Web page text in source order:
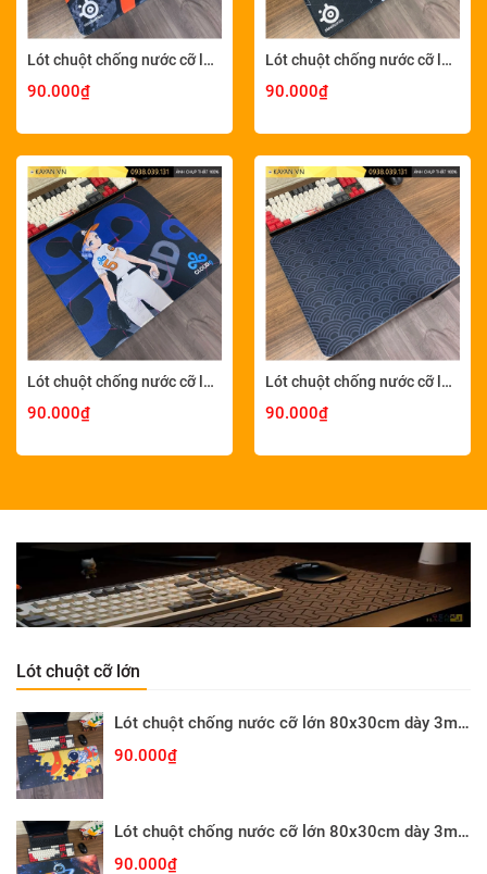
Lót chuột chống nước cỡ lớn 45x40cm dày 4mm M-12-45X40-4MM
90.000₫
Lót chuột chống nước cỡ lớn 45x40cm dày 4mm M-14-45X40-4MM
90.000₫
Lót chuột chống nước cỡ lớn 45x40cm dày 4mm M-03-45X40-4MM
90.000₫
Lót chuột chống nước cỡ lớn 45x40cm dày 4mm MINIMAL-05-45X40-4MM
90.000₫
Lót chuột cỡ lớn
Lót chuột chống nước cỡ lớn 80x30cm dày 3mm ASTRO-03-80X30
90.000₫
Lót chuột chống nước cỡ lớn 80x30cm dày 3mm ASTRO-02-80X30
90.000₫